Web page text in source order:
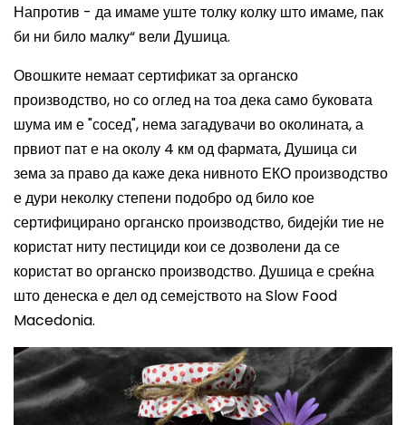
Напротив - да имаме уште толку колку што имаме, пак
би ни било малку“ вели Душица.
Овошките немаат сертификат за органско
производство, но со оглед на тоа дека само буковата
шума им е "сосед", нема загадувачи во околината,а
првиот пат е на околу 4 км одфармата,Душица си
зема за право да кажедека нивното ЕКО производство
е дури неколку степени подобро од било кое
сертифицирано органско производство, бидејќи тие не
користат ниту пестициди кои се дозволени да се
користат во органско производство. Душица е среќна
што денеска е дел од семејството наSlow Food
Macedonia.